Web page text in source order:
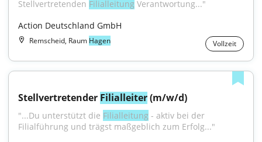
Stellvertretenden Filialleitung Verantwortung..."
Action Deutschland GmbH
Remscheid, Raum Hagen Vollzeit
Stellvertretender Filialleiter (m/w/d)
"...Du unterstützt die Filialleitung - aktiv bei der
Filialführung und trägst maßgeblich zum Erfolg..."